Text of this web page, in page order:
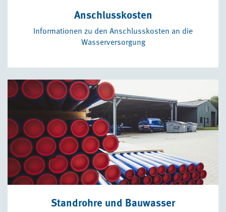
Anschlusskosten
Informationen zu den Anschlusskosten an die
Wasserversorgung
Standrohre und Bauwasser